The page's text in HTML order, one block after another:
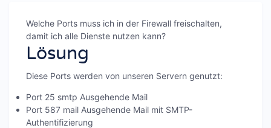
Welche Ports muss ich in der Firewall freischalten,
damit ich alle Dienste nutzen kann?
Lösung
Diese Ports werden von unseren Servern genutzt:
Port 25 smtp Ausgehende Mail
Port 587 mail Ausgehende Mail mit SMTP-
Authentifizierung